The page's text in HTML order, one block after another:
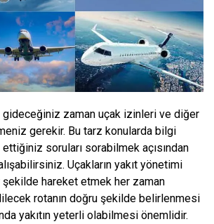
gideceğiniz zaman uçak izinleri ve diğer
gerekir. Bu tarz konularda bilgi
soruları sorabilmek açısından
Uçakların yakıt yönetimi
hareket etmek her zaman
rotanın doğru şekilde belirlenmesi
yakıtın yeterli olabilmesi önemlidir.